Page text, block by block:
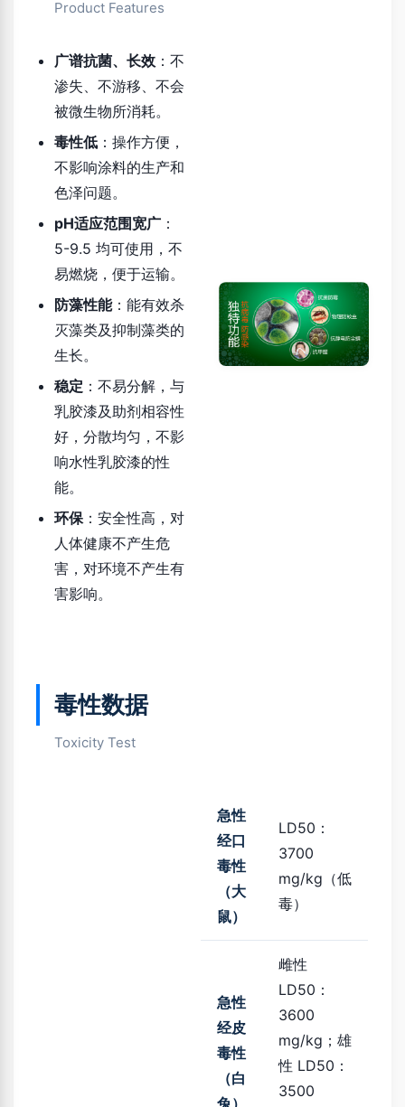
Product Features
广谱抗菌、长效 ：不
渗失、不游移、不会
被微生物所消耗。
毒性低 ：操作方便，
不影响涂料的生产和
色泽问题。
pH适应范围宽广 ：
5-9.5 均可使用，不
易燃烧，便于运输。
防藻性能：能有效杀
灭藻类及抑制藻类的
生长。
稳定 ：不易分解，与
乳胶漆及助剂相容性
好，分散均匀，不影
响水性乳胶漆的性
能。
环保：安全性高，对
人体健康不产生危
害，对环境不产生有
害影响。
毒性数据
Toxicity Test
急性
经口
毒性
（大
鼠）
LD50：
3700
mg/kg（低
毒）
急性
经皮
毒性
（白
雌性
LD50：
3600
mg/kg；雄
性 LD50：
3500